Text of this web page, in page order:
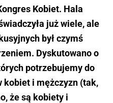
Kobiet. Hala
już wiele, ale
był czymś
Dyskutowano o
potrzebujemy do
kobiet i mężczyzn (tak,
że są kobiety i